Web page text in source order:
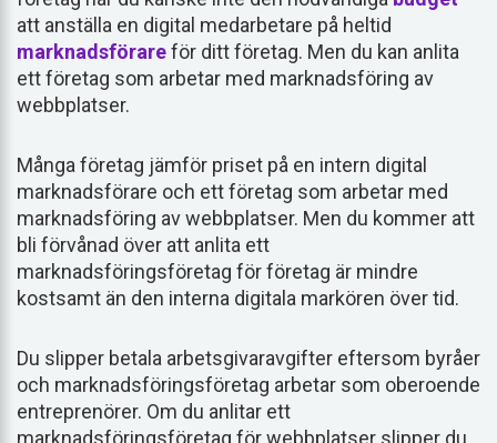
att anställa en digital medarbetare på heltid
marknadsförareför ditt företag. Men du kan anlita
ett företag som arbetar med marknadsföring av
webbplatser.
Många företag jämför priset på en intern digital
marknadsförare och ett företag som arbetar med
marknadsföring av webbplatser. Men du kommer att
bli förvånad över att anlita ett
marknadsföringsföretag för företag är mindre
kostsamt än den interna digitala markören över tid.
Du slipper betala arbetsgivaravgifter eftersom byråer
och marknadsföringsföretag arbetar som oberoende
entreprenörer. Om du anlitar ett
marknadsföringsföretag för webbplatser slipper du